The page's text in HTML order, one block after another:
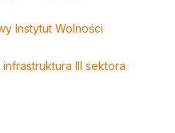
Instytut Wolności
III sektora